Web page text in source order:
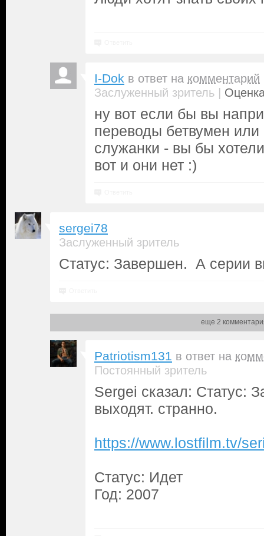
I-Dok в ответ на комментарий
Заслуженный зритель |
ну вот если бы вы
переводы бетвумен или
служанки - вы бы
вот и они нет :)
sergei78
Заслуженный зритель
Статус: Завершен. А серии
еще 2
Patriotism131 в ответ на
Постоянный зритель
Sergei сказал: Статус:
выходят. странно.
https://www.lostfilm.tv/
Статус: Идет
Год: 2007